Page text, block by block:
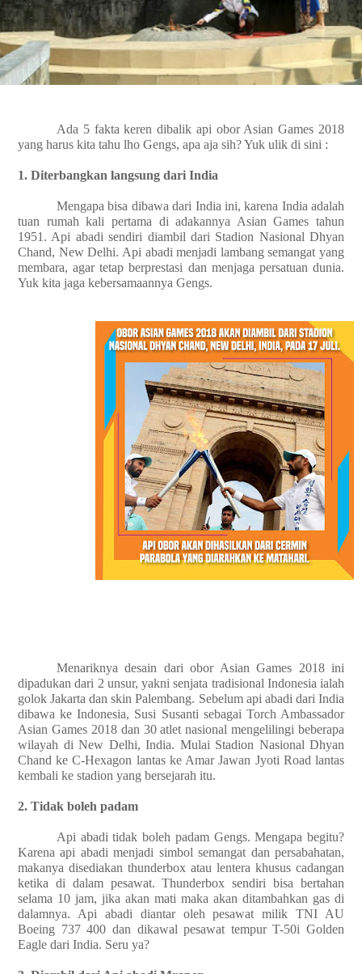
Ada 5 fakta keren dibalik api obor Asian Games 2018
yang harus kita tahu lho Gengs, apa aja sih? Yuk ulik di sini :
1. Diterbangkan langsung dari India
Mengapa bisa dibawa dari India ini, karena India adalah
tuan rumah kali pertama di adakannya Asian Games tahun
1951. Api abadi sendiri diambil dari Stadion Nasional Dhyan
Chand, New Delhi. Api abadi menjadi lambang semangat yang
membara, agar tetap berprestasi dan menjaga persatuan dunia.
Yuk kita jaga kebersamaannya Gengs.
Menariknya desain dari obor Asian Games 2018 ini
dipadukan dari 2 unsur, yakni senjata tradisional Indonesia ialah
golok Jakarta dan skin Palembang. Sebelum api abadi dari India
dibawa ke Indonesia, Susi Susanti sebagai Torch Ambassador
Asian Games 2018 dan 30 atlet nasional mengelilingi beberapa
wilayah di New Delhi, India. Mulai Stadion Nasional Dhyan
Chand ke C-Hexagon lantas ke Amar Jawan Jyoti Road lantas
kembali ke stadion yang bersejarah itu.
2. Tidak boleh padam
Api abadi tidak boleh padam Gengs. Mengapa begitu?
Karena api abadi menjadi simbol semangat dan persabahatan,
makanya disediakan thunderbox atau lentera khusus cadangan
ketika di dalam pesawat. Thunderbox sendiri bisa bertahan
selama 10 jam, jika akan mati maka akan ditambahkan gas di
dalamnya. Api abadi diantar oleh pesawat milik TNI AU
Boeing 737 400 dan dikawal pesawat tempur T-50i Golden
Eagle dari India. Seru ya?